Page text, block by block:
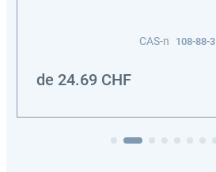
CAS-n 108-88-3
de 24.69 CHF